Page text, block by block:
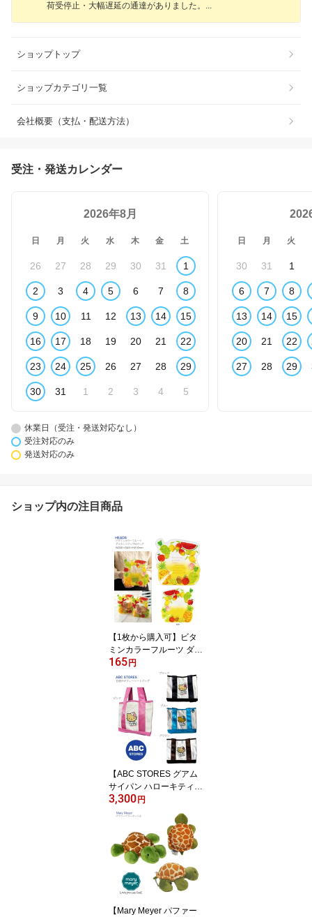
荷受停止・大幅遅延の通達がありました。
ショップトップ
ショップカテゴリ一覧
会社概要（支払・配送方法）
受注・発送カレンダー
2026年8月
日 月 火 水 木 金 土
26 27 28 29 30 31 1
2 3 4 5 6 7 8
9 10 11 12 13 14 15
16 17 18 19 20 21 22
23 24 25 26 27 28 29
30 31 1 2 3 4 5
日 月 火
30 31 1
6 7 8
13 14 15
20 21 22
27 28 29
休業日（受注・発送対応なし）
受注対応のみ
発送対応のみ
ショップ内の注目商品
【1枚から購入可】ビタ
ミンカラーフルーツ ダイ
カットジップ付バッグ W
200×D45×H210mm ◆
くだもの ビニール袋 半
透明 プチギフト 小分け
袋 パーティイベント ミ
ニ 袋 簡単 祝日 お祝い プ
レゼント ギフト ラッピ
ング お菓子入れ
165円
【ABC STORES グアム
サイパン ハローキティ
トートバッグ 】約タテ2
2×ヨコ24×マチ12cm 持
ち手51cm ◆ ピンク ブラ
ック ブルー ブラウン ミ
ニトート ランチバッグ
お弁当袋 正規品 ABCス
トア 人気 地域限定 リミ
テッド コラボトート ラ
3,300円
【Mary Meyer パファー